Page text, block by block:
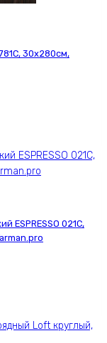
30х280см,
ESPRESSO 021С,